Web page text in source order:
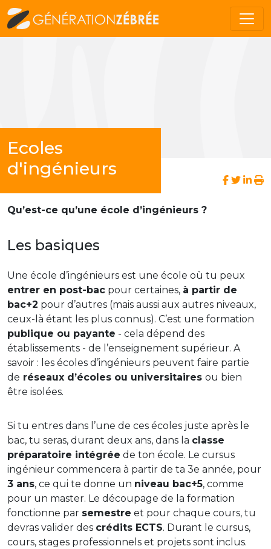
Ecoles
d'ingénieurs
Qu’est-ce qu’une école d’ingénieurs ?
Les basiques
Une école d’ingénieurs est une école où tu peux
entrer en post-bac pour certaines, à partir de
bac+2 pour d’autres (mais aussi aux autres niveaux,
ceux-là étant les plus connus). C’est une formation
publique ou payante - cela dépend des
établissements - de l’enseignement supérieur. A
savoir : les écoles d’ingénieurs peuvent faire partie
de réseaux d’écoles ou universitaires ou bien
être isolées.
Si tu entres dans l’une de ces écoles juste après le
bac, tu seras, durant deux ans, dans la classe
préparatoire intégrée de ton école. Le cursus
ingénieur commencera à partir de ta 3e année, pour
3 ans, ce qui te donne un niveau bac+5, comme
pour un master. Le découpage de la formation
fonctionne par semestre et pour chaque cours, tu
devras valider des crédits ECTS. Durant le cursus,
cours, stages professionnels et projets sont inclus.